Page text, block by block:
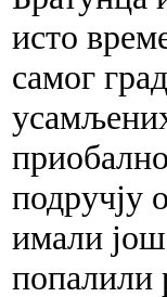
исто
самог
подручју
имали
попалили